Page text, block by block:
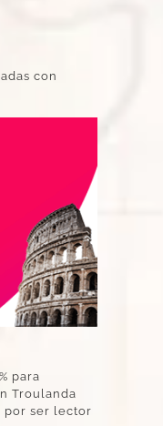
con
para
Troulanda
por ser lector